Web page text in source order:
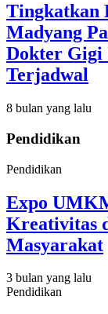
Tingkatkan
Madyang
Dokter Gigi
Terjadwal
8 bulan yang lalu
Pendidikan
Pendidikan
Expo
Kreativitas
Masyarakat
3 bulan yang lalu
Pendidikan